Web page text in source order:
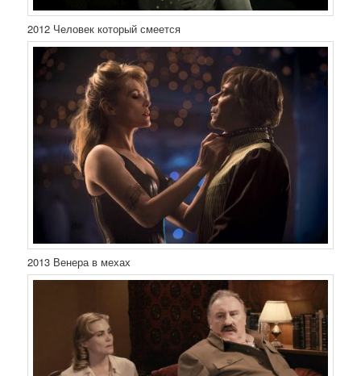
2012 Человек который смеется
2013 Венера в мехах